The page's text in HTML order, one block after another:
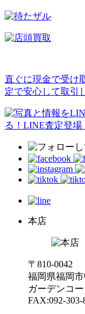
直ぐに現金で受け
定で安心して取引
本店
〒810-0042
福岡県福岡
ガーデンコ
FAX:092-303-